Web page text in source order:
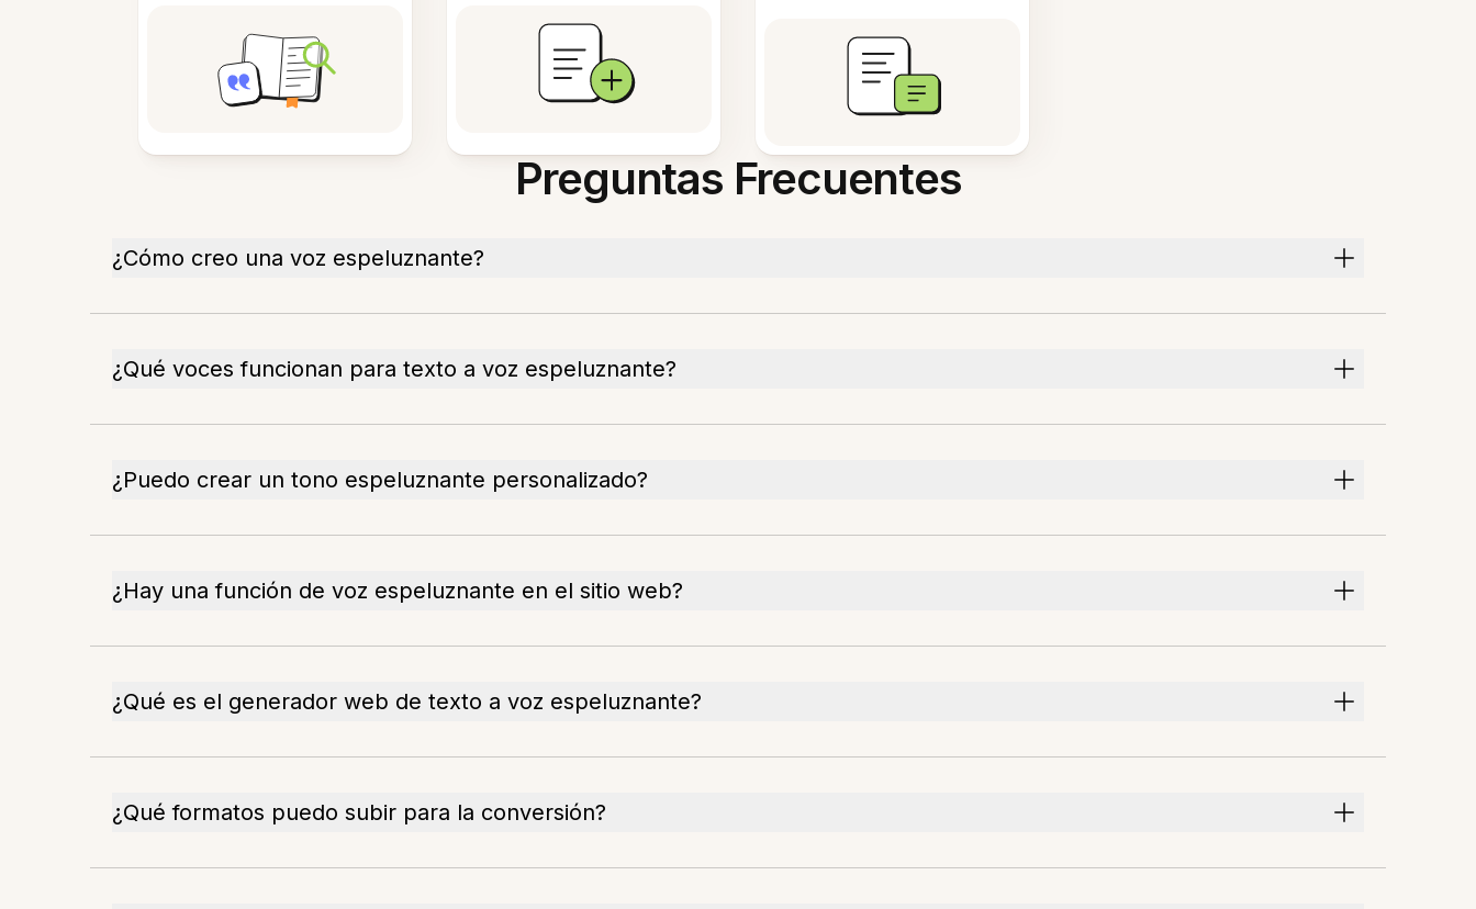
Preguntas Frecuentes
¿Cómo creo una voz espeluznante?
¿Qué voces funcionan para texto a voz espeluznante?
¿Puedo crear un tono espeluznante personalizado?
¿Hay una función de voz espeluznante en el sitio web?
¿Qué es el generador web de texto a voz espeluznante?
¿Qué formatos puedo subir para la conversión?